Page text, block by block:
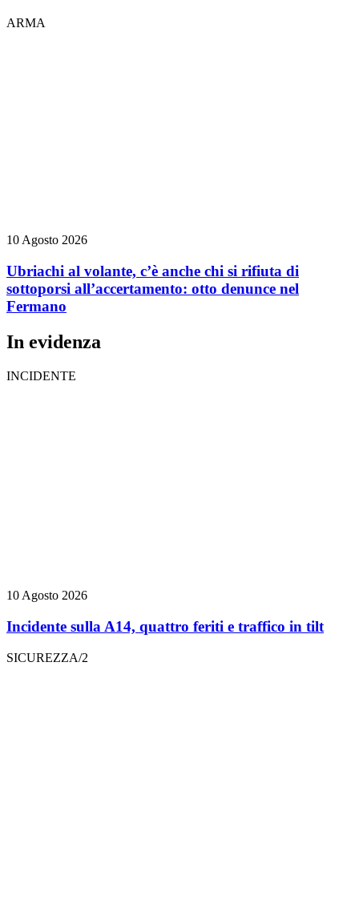
ARMA
10 Agosto 2026
Ubriachi al volante, c’è anche chi si rifiuta di
sottoporsi all’accertamento: otto denunce nel
Fermano
In evidenza
INCIDENTE
10 Agosto 2026
Incidente sulla A14, quattro feriti e traffico in tilt
SICUREZZA/2